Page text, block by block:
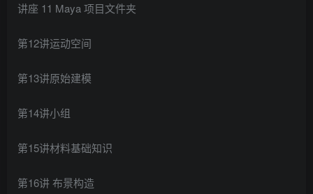
讲座 11 Maya 项目文件夹
第12讲运动空间
第13讲原始建模
第14讲小组
第15讲材料基础知识
第16讲 布景构造